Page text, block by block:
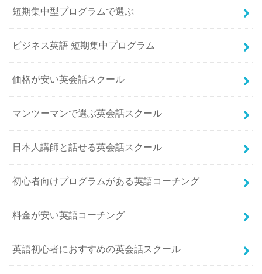
短期集中型プログラムで選ぶ
ビジネス英語 短期集中プログラム
価格が安い英会話スクール
マンツーマンで選ぶ英会話スクール
日本人講師と話せる英会話スクール
初心者向けプログラムがある英語コーチング
料金が安い英語コーチング
英語初心者におすすめの英会話スクール